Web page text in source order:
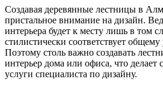
Создавая деревянные лестницы в
пристальное внимание на дизайн.
интерьера будет к месту лишь в том
стилистически соответствует
Поэтому столь важно создавать
интерьер дома или офиса, что делает
услуги специалиста по дизайну.